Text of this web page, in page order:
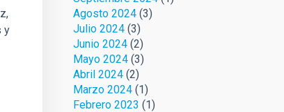
y
Agosto 2024(3)
Julio 2024(3)
Junio 2024(2)
Mayo 2024(3)
Abril 2024(2)
Marzo 2024(1)
Febrero 2023 (1)